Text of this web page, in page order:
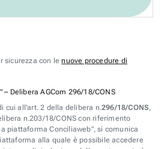
sicurezza con lenuove procedure di
Delibera AGCom 296/18/CONS
cui all'art. 2 della delibera n.296/18/CONS,
n.203/18/CONS con riferimento
piattaforma Conciliaweb", si comunica
alla quale è possibile accedere